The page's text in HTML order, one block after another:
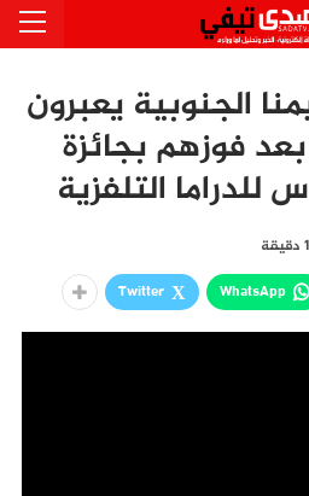
الجنوبية يعبرون
فوزهم بجائزة
التلفزية
WhatsApp
Twitter